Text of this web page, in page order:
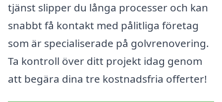
tjänst slipper du långa processer och kan
snabbt få kontakt med pålitliga företag
som är specialiserade på golvrenovering.
Ta kontroll över ditt projekt idag genom
att begära dina tre kostnadsfria offerter!